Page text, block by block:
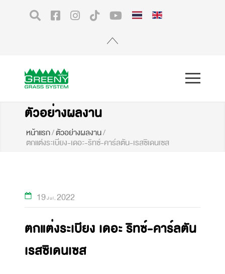
ตัวอย่างผลงาน
หน้าแรก/ตัวอย่างผลงาน/
ตกแต่งระเบียง-เดอะ-ริทซ์-คาร์ลตัน-เรสซิเดนเซส
19Jul 2022
ตกแต่งระเบียง เดอะ ริทซ์-คาร์ลตัน
เรสซิเดนเซส